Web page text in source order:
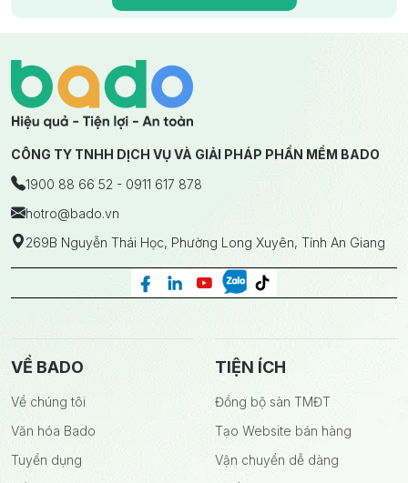
CÔNG TY TNHH DỊCH VỤ VÀ GIẢI PHÁP PHẦN MỀM BADO
1900 88 66 52 - 0911 617 878
hotro@bado.vn
269B Nguyễn Thái Học, Phường Long Xuyên, Tỉnh An Giang
VỀ BADO
Về chúng tôi
Văn hóa Bado
Tuyển dụng
TIỆN ÍCH
Đồng bộ sàn TMĐT
Tạo Website bán hàng
Vận chuyển dễ dàng